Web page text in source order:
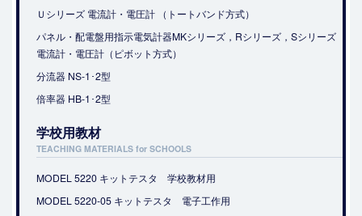
Ｕシリーズ 電流計・電圧計 （トートバンド方式）
パネル・配電盤用指示電気計器MKシリーズ，Rシリーズ，Sシリーズ
電流計・電圧計（ピボット方式）
分流器 NS-1･2型
倍率器 HB-1･2型
学校用教材
TEACHING MATERIALS for SCHOOLS
MODEL 5220 キットテスタ 学校教材用
MODEL 5220-05 キットテスタ 電子工作用